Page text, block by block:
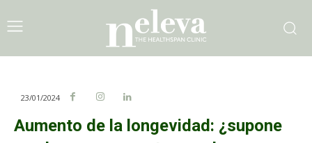
23/01/2024
Aumento de la longevidad: ¿supone